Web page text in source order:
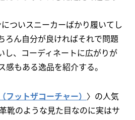
ついスニーカーばかり履いてし
ろん自分が良ければそれで問題
し、コーディネートに広がりが
もある逸品を紹介する。
ットザコーチャー） 〉の人気
靴のような見た目なのに実はサ